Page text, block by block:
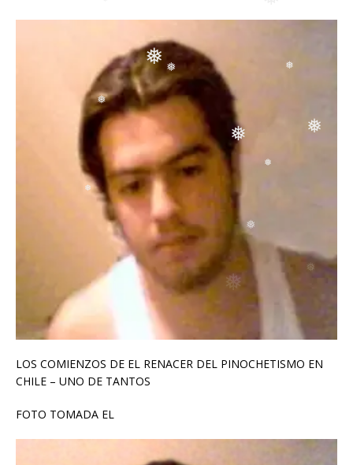
❅
❅ ❅
❅
❅
❅
❅
LOS COMIENZOS DE EL RENACER DEL PINOCHETISMO EN
CHILE – UNO DE TANTOS
FOTO TOMADA EL